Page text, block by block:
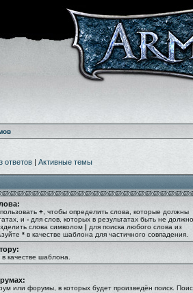
ответов | Активные темы
+ , чтобы определить слова, которые должны
и - для слов, которых в результатах быть не
слова символом | для поиска любого слова из
* в качестве шаблона для частичного совпадения.
качестве шаблона.
или форумы, в которых будет произведён поиск.